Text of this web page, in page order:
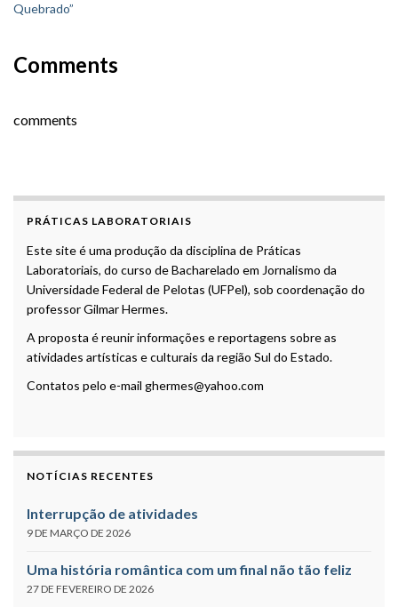
Quebrado”
Comments
comments
PRÁTICAS LABORATORIAIS
Este site é uma produção da disciplina de Práticas
Laboratoriais, do curso de Bacharelado em Jornalismo da
Universidade Federal de Pelotas (UFPel), sob coordenação do
professor Gilmar Hermes.
A proposta é reunir informações e reportagens sobre as
atividades artísticas e culturais da região Sul do Estado.
Contatos pelo e-mail ghermes@yahoo.com
NOTÍCIAS RECENTES
Interrupção de atividades
9 DE MARÇO DE 2026
Uma história romântica com um final não tão feliz
27 DE FEVEREIRO DE 2026